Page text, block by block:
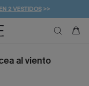
2 VESTIDOS>>
EXTRA!
DE 49 € >>
al viento